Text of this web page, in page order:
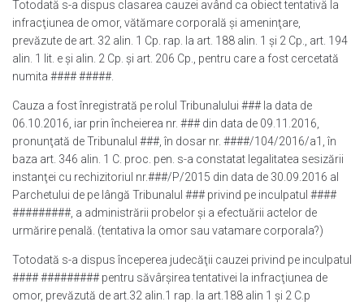
Totodată s-a dispus clasarea cauzei având ca obiect tentativă la
infracţiunea de omor, vătămare corporală şi ameninţare,
prevăzute de art. 32 alin. 1 Cp. rap. la art. 188 alin. 1 şi 2 Cp., art. 194
alin. 1 lit. e şi alin. 2 Cp. şi art. 206 Cp., pentru care a fost cercetată
numita #### #####.
Cauza a fost înregistrată pe rolul Tribunalului ### la data de
06.10.2016, iar prin încheierea nr. ### din data de 09.11.2016,
pronunţată de Tribunalul ###, în dosar nr. ####/104/2016/a1, în
baza art. 346 alin. 1 C. proc. pen. s-a constatat legalitatea sesizării
instanţei cu rechizitoriul nr.###/P/2015 din data de 30.09.2016 al
Parchetului de pe lângă Tribunalul ### privind pe inculpatul ####
#########, a administrării probelor şi a efectuării actelor de
urmărire penală. (tentativa la omor sau vatamare corporala?)
Totodată s-a dispus începerea judecăţii cauzei privind pe inculpatul
#### ######### pentru săvârşirea tentativei la infracţiunea de
omor, prevăzută de art.32 alin.1 rap. la art.188 alin 1 şi 2 C.p